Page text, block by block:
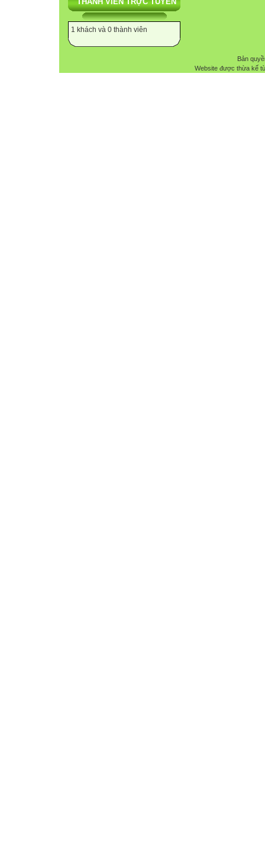
1 khách và 0 thành viên
Bản
Website được thừa kế